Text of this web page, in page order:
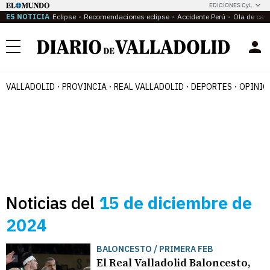
EDICIONES CyL
ES NOTICIA Eclipse Recomendaciones eclipse Accidente Perú Ola de
Menú
VALLADOLID PROVINCIA REAL VALLADOLID DEPORTES
Noticias del 15 de diciembre de
2024
BALONCESTO / PRIMERA FEB
El Real Valladolid Baloncesto,